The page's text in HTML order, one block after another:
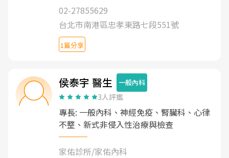
02-27855629
台北市南港區忠孝東路七段551號
1篇分享
侯泰宇 醫生 一般內科
3人評鑑
專長: 一般內科、神經免疫、腎臟科、心律
不整、新式非侵入性治療與檢查
家佑診所/家佑內科